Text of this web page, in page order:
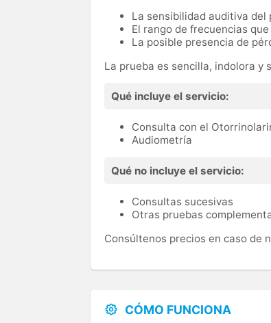
La sensibilidad auditiva del
El rango de frecuencias
La posible presencia de
La prueba es sencilla, indolora y
Qué incluye el servicio:
Consulta con el
Audiometría
Qué no incluye el servicio:
Consultas sucesivas
Otras pruebas
Consúltenos precios en caso de
CÓMO FUNCIONA